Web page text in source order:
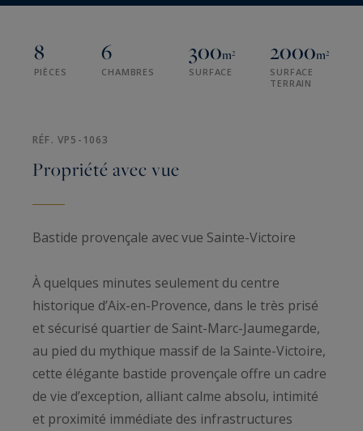
8
PIÈCES
6
CHAMBRES
300m²
SURFACE
2000m²
SURFACE
TERRAIN
RÉF. VP5-1063
Propriété avec vue
Bastide provençale avec vue Sainte-Victoire
À quelques minutes seulement du centre
historique d’Aix-en-Provence, dans le très prisé
et sécurisé quartier de Saint-Marc-Jaumegarde,
au pied du mythique massif de la Sainte-Victoire,
cette élégante bastide provençale offre un cadre
de vie d’exception, alliant calme absolu, intimité
et proximité immédiate des infrastructures